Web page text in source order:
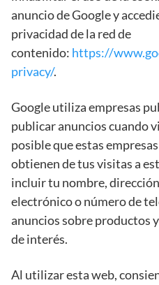
anuncio de Google y
privacidad de la red de
contenido: https://
privacy/.
Google utiliza empresas
publicar anuncios cuando
posible que estas
obtienen de tus visitas a
incluir tu nombre,
electrónico o número de
anuncios sobre productos
de interés.
Al utilizar esta web,